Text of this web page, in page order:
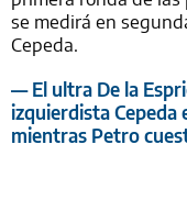
se medirá en
Cepeda.
— El ultra De la
izquierdista Cepeda
mientras Petro